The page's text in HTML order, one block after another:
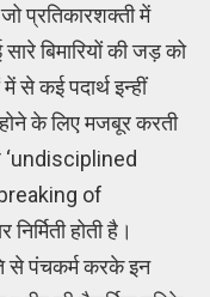
प्रतिकारशक्ती में
बिमारियों की जड़ को
कई पदार्थ इन्हीं
के लिए मजबूर करती
‘undisciplined
of
होती है।
से पंचकर्म करके इन